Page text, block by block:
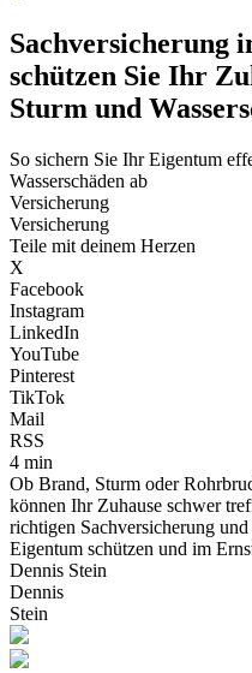
Sachversicherung
schützen Sie Ihr
Sturm und
So sichern Sie Ihr Eigentum
Wasserschäden ab
Versicherung
Versicherung
Teile mit deinem Herzen
X
Facebook
Instagram
LinkedIn
YouTube
Pinterest
TikTok
Mail
RSS
4 min
Ob Brand, Sturm oder
können Ihr Zuhause schwer
richtigen Sachversicherung
Eigentum schützen und im
Dennis Stein
Dennis
Stein